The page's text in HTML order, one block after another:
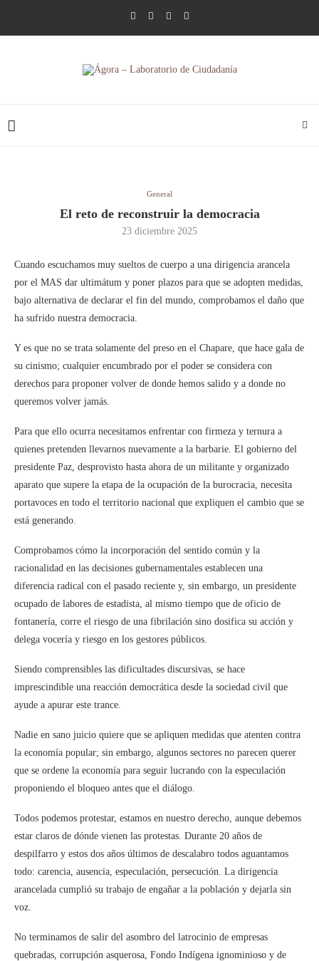
General
El reto de reconstruir la democracia
23 diciembre 2025
Cuando escuchamos muy sueltos de cuerpo a una dirigencia arancela
por el MAS dar ultimátum y poner plazos para que se adopten medidas,
bajo alternativa de declarar el fin del mundo, comprobamos el daño que
ha sufrido nuestra democracia.
Y es que no se trata solamente del preso en el Chapare, que hace gala de
su cinismo; cualquier encumbrado por el poder se considera con
derechos para proponer volver de donde hemos salido y a donde no
queremos volver jamás.
Para que ello ocurra necesitamos enfrentar con firmeza y ternura a
quienes pretenden llevarnos nuevamente a la barbarie. El gobierno del
presidente Paz, desprovisto hasta ahora de un militante y organizado
aparato que supere la etapa de la ocupación de la burocracia, necesita
portavoces en todo el territorio nacional que expliquen el cambio que se
está generando.
Comprobamos cómo la incorporación del sentido común y la
racionalidad en las decisiones gubernamentales establecen una
diferencia radical con el pasado reciente y, sin embargo, un presidente
ocupado de labores de estadista, al mismo tiempo que de oficio de
fontanería, corre el riesgo de una fibrilación sino dosifica su acción y
delega vocería y riesgo en los gestores públicos.
Siendo comprensibles las dificultades discursivas, se hace
imprescindible una reacción democrática desde la sociedad civil que
ayude a apurar este trance.
Nadie en sano juicio quiere que se apliquen medidas que atenten contra
la economía popular; sin embargo, algunos sectores no parecen querer
que se ordene la economía para seguir lucrando con la especulación
proponiendo el bloqueo antes que el diálogo.
Todos podemos protestar, estamos en nuestro derecho, aunque debemos
estar claros de dónde vienen las protestas. Durante 20 años de
despilfarro y estos dos años últimos de descalabro todos aguantamos
todo: carencia, ausencia, especulación, persecución. La dirigencia
arancelada cumplió su trabajo de engañar a la población y dejarla sin
voz.
No terminamos de salir del asombro del latrocinio de empresas
quebradas, corrupción asquerosa, Fondo Indígena ignominioso y de